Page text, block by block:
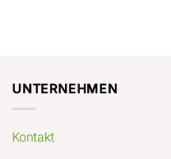
UNTERNEHMEN
Kontakt